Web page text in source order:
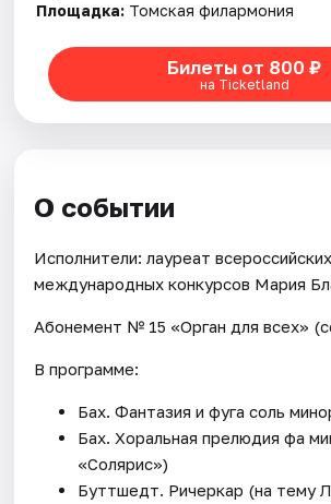
Площадка: Томская филармония
Билеты от 800 ₽
на Ticketland
О событии
Исполнители: лауреат
международных конкурсов Мария
Абонемент № 15 «Орган для всех»
В программе:
Бах. Фантазия и фуга соль
Бах. Хоральная прелюдия фа
«Солярис»)
Буттшедт. Ричеркар (на тему